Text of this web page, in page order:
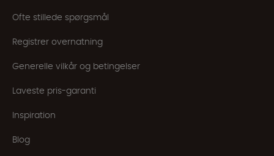
Ofte stillede spørgsmål
Registrer overnatning
Generelle vilkår og betingelser
Laveste pris-garanti
Inspiration
Blog